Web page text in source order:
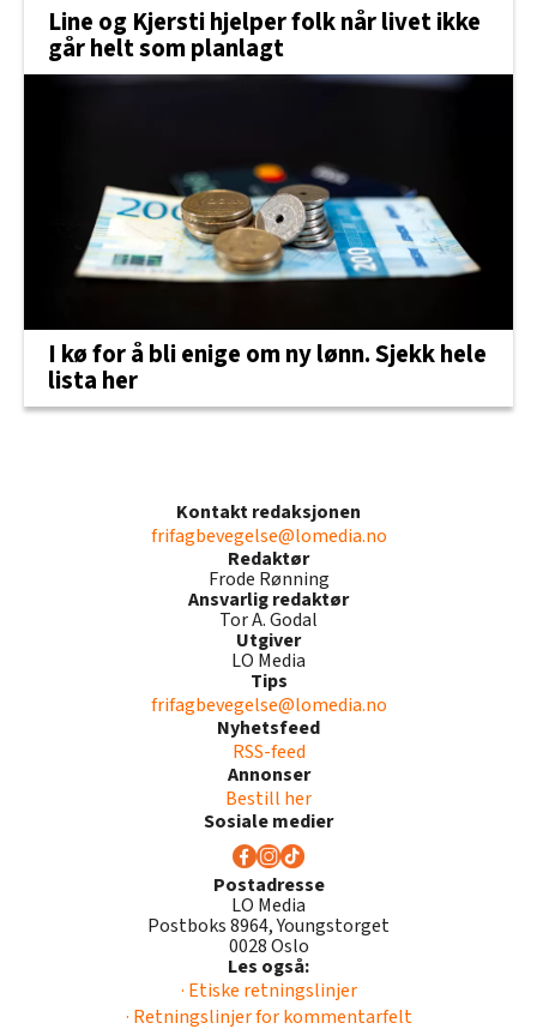
Line og Kjersti hjelper folk når livet ikke
går helt som planlagt
I kø for å bli enige om ny lønn. Sjekk hele
lista her
Kontakt redaksjonen
frifagbevegelse@lomedia.no
Redaktør
Frode Rønning
Ansvarlig redaktør
Tor A. Godal
Utgiver
LO Media
Tips
frifagbevegelse@lomedia.no
Nyhetsfeed
RSS-feed
Annonser
Bestill her
Sosiale medier
Postadresse
LO Media
Postboks 8964, Youngstorget
0028 Oslo
Les også:
· Etiske retningslinjer
· Retningslinjer for kommentarfelt